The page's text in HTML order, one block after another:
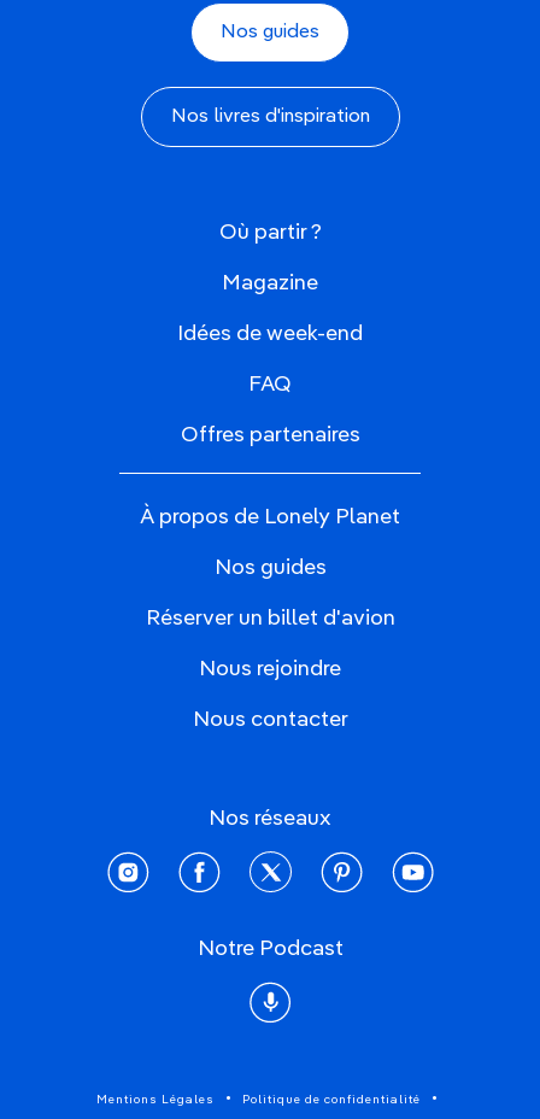
Nos guides
Nos livres d'inspiration
Où partir ?
Magazine
Idées de week-end
FAQ
Offres partenaires
À propos de Lonely Planet
Nos guides
Réserver un billet d'avion
Nous rejoindre
Nous contacter
Nos réseaux
instagramfacebooktwitter pinterestyoutube
Notre Podcast
Podcast
Mentions Légales Politique de confidentialité